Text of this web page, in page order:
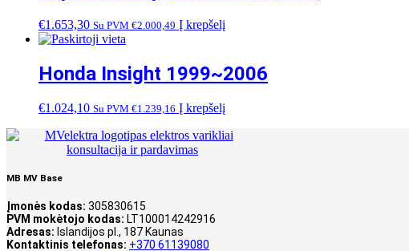
€1.653,30 Su PVM €2.000,49 Į krepšelį
Honda Insight 1999~2006
€1.024,10 Su PVM €1.239,16 Į krepšelį
MB MV Base
Įmonės kodas: 305830615
PVM mokėtojo kodas: LT100014242916
Adresas: Islandijos pl., 187 Kaunas
Kontaktinis telefonas: +370 61139080